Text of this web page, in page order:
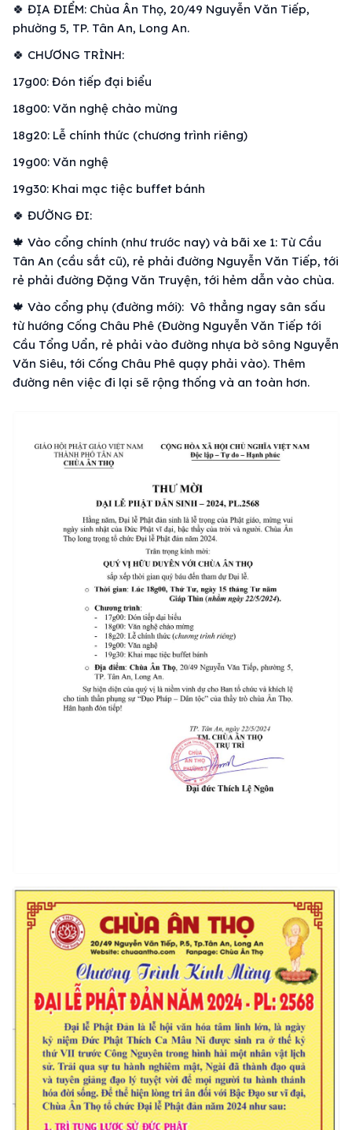
🍀 ĐỊA ĐIỂM: Chùa Ân Thọ, 20/49 Nguyễn Văn Tiếp,
phường 5, TP. Tân An, Long An.
🍀 CHƯƠNG TRÌNH:
17g00: Đón tiếp đại biểu
18g00: Văn nghệ chào mừng
18g20: Lễ chính thức (chương trình riêng)
19g00: Văn nghệ
19g30: Khai mạc tiệc buffet bánh
🍀 ĐƯỜNG ĐI:
🍁 Vào cổng chính (như trước nay) và bãi xe 1: Từ Cầu
Tân An (cầu sắt cũ), rẻ phải đường Nguyễn Văn Tiếp, tới
rẻ phải đường Đặng Văn Truyện, tới hẻm dẫn vào chùa.
🍁 Vào cổng phụ (đường mới): Vô thẳng ngay sân sấu
từ hướng Cống Châu Phê (Đường Nguyễn Văn Tiếp tới
Cầu Tổng Uẩn, rẻ phải vào đường nhựa bờ sông Nguyễn
Văn Siêu, tới Cống Châu Phê quạy phải vào). Thêm
đường nên việc đi lại sẽ rộng thống và an toàn hơn.